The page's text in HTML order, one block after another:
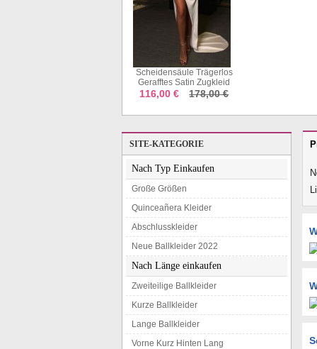
Scheidensäule Trägerlos
Gerafftes Satin Zugkleid
JTC26393
116,00 € 178,00 €
SITE-KATEGORIE
Nach Typ Einkaufen
Große Größen
Quinceañera Kleider
Abschlusskleider
Neue Ballkleider 2022
Nach Länge einkaufen
Zweiteilige Ballkleider
Kurze Ballkleider
Lange Ballkleider
Vorne Kurz Hinten Lang